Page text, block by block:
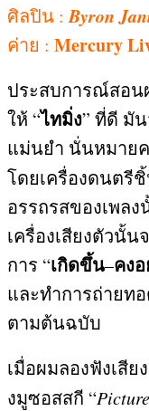
ศิลปิน :Byron
ค่าย : Mercury
ประสบการณ์สอน
ให้ “ไทมิ่ง” ที่ดี มัน
แม่นยำ นั่นหมายค
โดยเครื่องดนตรี
อรรถรสของเพล
เครื่องเสียงตัวนั้
การ “เกิดขึ้น–คง
และทำการถ่ายท
ตามต้นฉบับ
เมื่อผมลองฟังเสี
งมูซอสสกี “